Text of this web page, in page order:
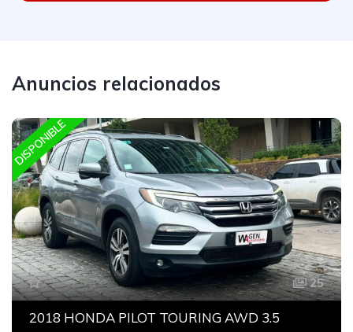
Anuncios relacionados
DISPONIBLE
25
2018 HONDA PILOT TOURING AWD 3.5